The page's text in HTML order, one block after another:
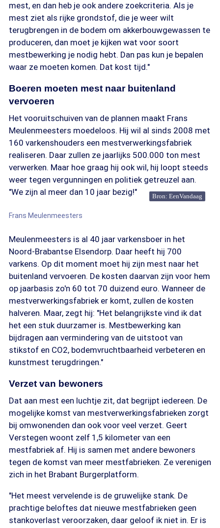
mest, en dan heb je ook andere zoekcriteria. Als je
mest ziet als rijke grondstof, die je weer wilt
terugbrengen in de bodem om akkerbouwgewassen te
produceren, dan moet je kijken wat voor soort
mestbewerking je nodig hebt. Dan pas kun je bepalen
waar ze moeten komen. Dat kost tijd."
Boeren moeten mest naar buitenland
vervoeren
Het vooruitschuiven van de plannen maakt Frans
Meulenmeesters moedeloos. Hij wil al sinds 2008 met
160 varkenshouders een mestverwerkingsfabriek
realiseren. Daar zullen ze jaarlijks 500.000 ton mest
verwerken. Maar hoe graag hij ook wil, hij loopt steeds
weer tegen vergunningen en politiek getreuzel aan.
"We zijn al meer dan 10 jaar bezig!"
Bron: EenVandaag
Frans Meulenmeesters
Meulenmeesters is al 40 jaar varkensboer in het
Noord-Brabantse Elsendorp. Daar heeft hij 700
varkens. Op dit moment moet hij zijn mest naar het
buitenland vervoeren. De kosten daarvan zijn voor hem
op jaarbasis zo'n 60 tot 70 duizend euro. Wanneer de
mestverwerkingsfabriek er komt, zullen de kosten
halveren. Maar, zegt hij: "Het belangrijkste vind ik dat
het een stuk duurzamer is. Mestbewer­king kan
bijdragen aan verminde­ring van de uitstoot van
stikstof en CO2, bodem­vrucht­baar­heid verbeteren en
kunstmest terugdringen."
Verzet van bewoners
Dat aan mest een luchtje zit, dat begrijpt iedereen. De
mogelijke komst van mestverwerkingsfabrieken zorgt
bij omwonenden dan ook voor veel verzet. Geert
Verstegen woont zelf 1,5 kilometer van een
mestfabriek af. Hij is samen met andere bewoners
tegen de komst van meer mestfabrieken. Ze verenigen
zich in het Brabant Burgerplatform.
"Het meest vervelende is de gruwelijke stank. De
prachtige beloftes dat nieuwe mestfabrieken geen
stankoverlast veroorzaken, daar geloof ik niet in. Er is